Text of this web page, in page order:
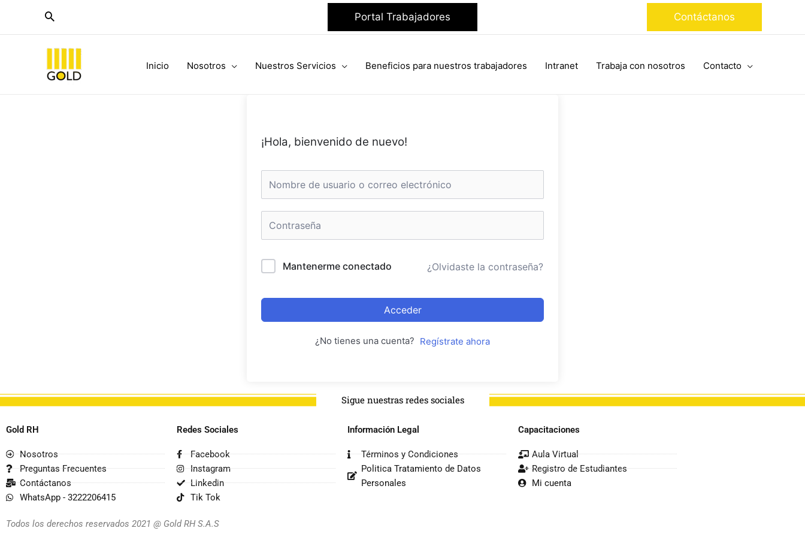
contenido
Portal Trabajadores Contáctanos
Inicio Nosotros Nuestros Servicios Beneficios para nuestros trabajadores Intranet Trabaja con nosotros Contacto
¡Hola, bienvenido de nuevo!
Mantenerme conectado ¿Olvidaste la contraseña?
Acceder
¿No tienes una cuenta? Regístrate ahora
Sigue nuestras redes sociales
Gold RH
Nosotros
Preguntas Frecuentes
Contáctanos
WhatsApp - 3222206415
Redes Sociales
Facebook
Instagram
Linkedin
Tik Tok
Información Legal
Términos y Condiciones
Politica Tratamiento de Datos
Personales
Capacitaciones
Aula Virtual
Registro de Estudiantes
Mi cuenta
Todos los derechos reservados 2021 @ Gold RH S.A.S